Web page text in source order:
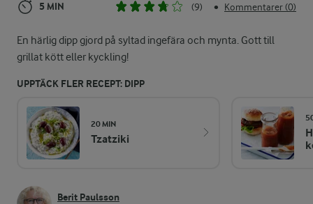
5 MIN (9) • Kommentarer (0)
En härlig dipp gjord på syltad ingefära och mynta. Gott till
grillat kött eller kyckling!
UPPTÄCK FLER RECEPT: DIPP
20 MIN
Tzatziki
Berit Paulsson